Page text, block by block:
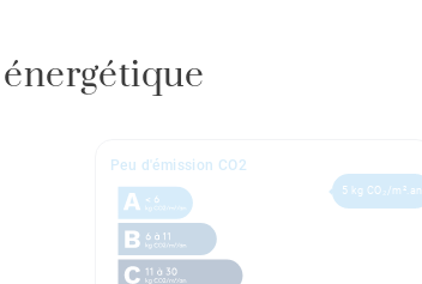
Peu d'émission CO2
5 kg CO₂/m².an